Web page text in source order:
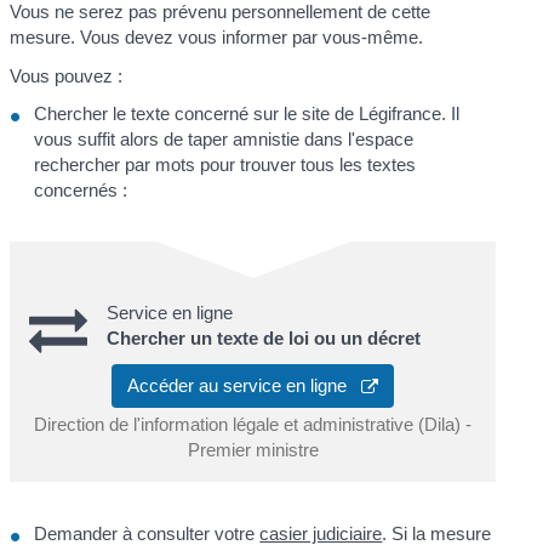
Vous ne serez pas prévenu personnellement de cette
mesure. Vous devez vous informer par vous-même.
Vous pouvez :
Chercher le texte concerné sur le site de Légifrance. Il
vous suffit alors de taper amnistie dans l'espace
rechercher par mots pour trouver tous les textes
concernés :
Service en ligne
Chercher un texte de loi ou un décret
Accéder au service en ligne
Direction de l'information légale et administrative (Dila) -
Premier ministre
Demander à consulter votrecasier judiciaire. Si la mesure